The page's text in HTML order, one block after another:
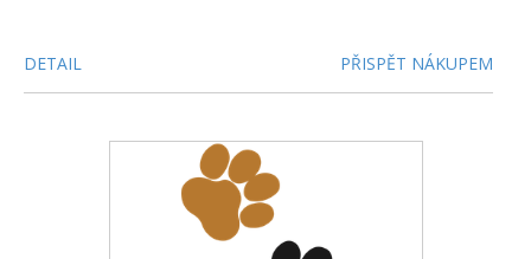
DETAIL PŘISPĚT NÁKUPEM